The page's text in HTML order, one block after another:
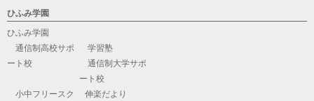
ひふみ学園
ひふみ学園
通信制高校サポ
ート校
学習塾
通信制大学サポ
ート校
小中フリースク
伸楽だより